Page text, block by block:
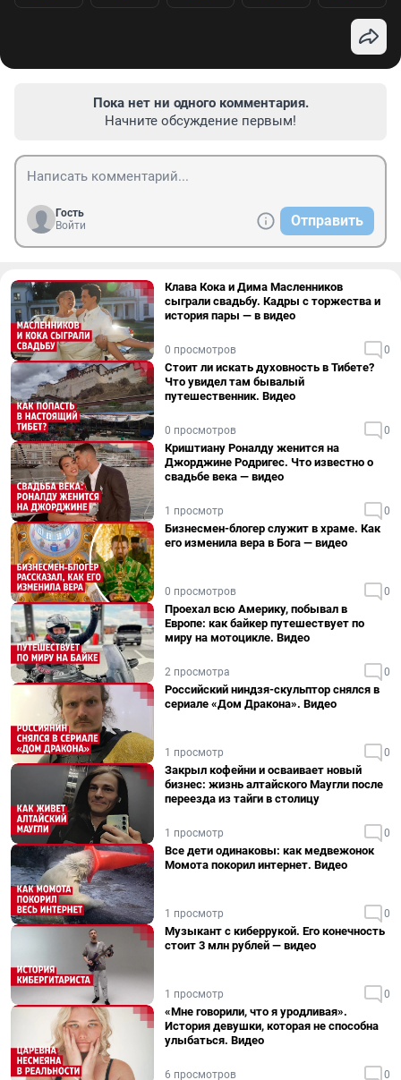
Пока нет ни одного комментария.
Начните обсуждение первым!
Гость
Войти
Отправить
Клава Кока и Дима Масленников
сыграли свадьбу. Кадры с торжества и
история пары — в видео
0 просмотров 0
Стоит ли искать духовность в Тибете?
Что увидел там бывалый
путешественник. Видео
0 просмотров 0
Криштиану Роналду женится на
Джорджине Родригес. Что известно о
свадьбе века — видео
1 просмотр 0
Бизнесмен-блогер служит в храме. Как
его изменила вера в Бога — видео
0 просмотров 0
Проехал всю Америку, побывал в
Европе: как байкер путешествует по
миру на мотоцикле. Видео
2 просмотра 0
Российский ниндзя-скульптор снялся в
сериале «Дом Дракона». Видео
1 просмотр 0
Закрыл кофейни и осваивает новый
бизнес: жизнь алтайского Маугли после
переезда из тайги в столицу
1 просмотр 0
Все дети одинаковы: как медвежонок
Момота покорил интернет. Видео
1 просмотр 0
Музыкант с киберрукой. Его конечность
стоит 3 млн рублей — видео
1 просмотр 0
«Мне говорили, что я уродливая».
История девушки, которая не способна
улыбаться. Видео
6 просмотров 0